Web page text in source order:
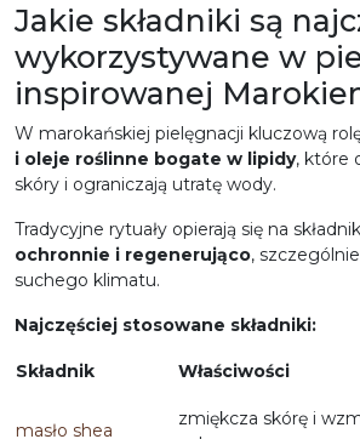
Jakie składniki są
wykorzystywane w
inspirowanej
W marokańskiej pielęgnacji kluczową
i oleje roślinne bogate w lipidy, które
skóry i ograniczają utratę wody.
Tradycyjne rytuały opierają się na
ochronnie i regenerująco,
suchego klimatu.
Najczęściej stosowane składniki:
Składnik Właściwości
masło shea
zmiękcza skórę i